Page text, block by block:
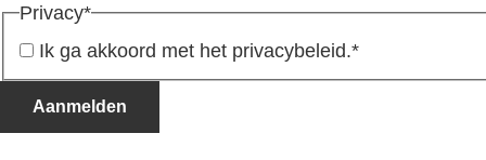
Privacy*
Ik ga akkoord met het privacybeleid.*
Aanmelden